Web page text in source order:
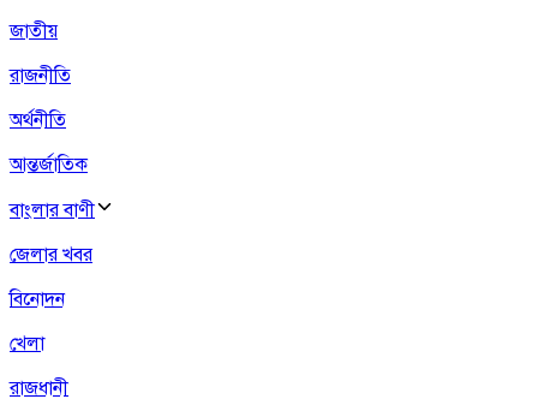
জাতীয়
রাজনীতি
অর্থনীতি
আন্তর্জাতিক
বাংলার বাণী
জেলার খবর
বিনোদন
খেলা
রাজধানী